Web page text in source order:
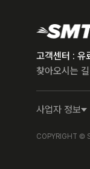
고객센터 :
찾아오시는
사업자 정보
COPYRIGHT ©